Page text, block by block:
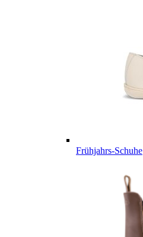
Frühjahrs-Schuhe